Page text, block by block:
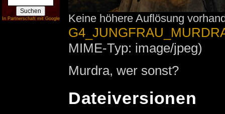
In Partnerschaft mit Google Keine höhere Auflösung
MIME-Typ: image/jpeg)
Murdra, wer sonst?
Dateiversionen